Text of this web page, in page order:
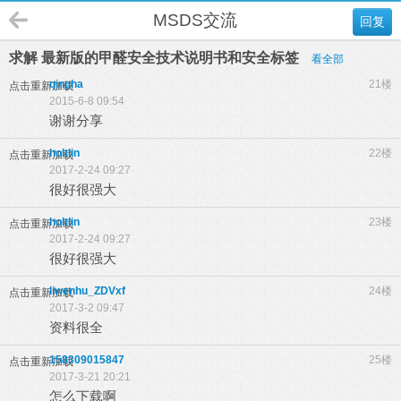
回复
MSDS交流
求解 最新版的甲醛安全技术说明书和安全标签 看全部
点击重新加载 21楼
qingha
2015-6-8 09:54
谢谢分享
点击重新加载 22楼
holtlin
2017-2-24 09:27
很好很强大
点击重新加载 23楼
holtlin
2017-2-24 09:27
很好很强大
点击重新加载 24楼
liwenhu_ZDVxf
2017-3-2 09:47
资料很全
点击重新加载 25楼
158309015847
2017-3-21 20:21
怎么下载啊